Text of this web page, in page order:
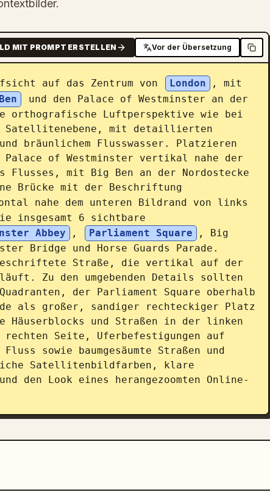
MIT PROMPT ERSTELLEN Vor der Übersetzung
auf das Zentrum von London
, mit
und den Palace of Westminster an der
orthografische Luftperspektive wie bei
Satellitenebene, mit detaillierten
bräunlichem Flusswasser. Platzieren
Palace of Westminster vertikal nahe der
mit Big Ben an der Nordostecke
Brücke mit der Beschriftung
nahe dem unteren Bildrand von links
insgesamt 6 sichtbare
Abbey , Parliament Square
, Big
Bridge und Horse Guards Parade.
Straße, die vertikal auf der
Zu den umgebenden Details sollten
der Parliament Square oberhalb
als großer, sandiger rechteckiger Platz
Häuserblocks und Straßen in der linken
rechten Seite, Uferbefestigungen auf
sowie baumgesäumte Straßen und
Satellitenbildfarben, klare
den Look eines herangezoomten Online-